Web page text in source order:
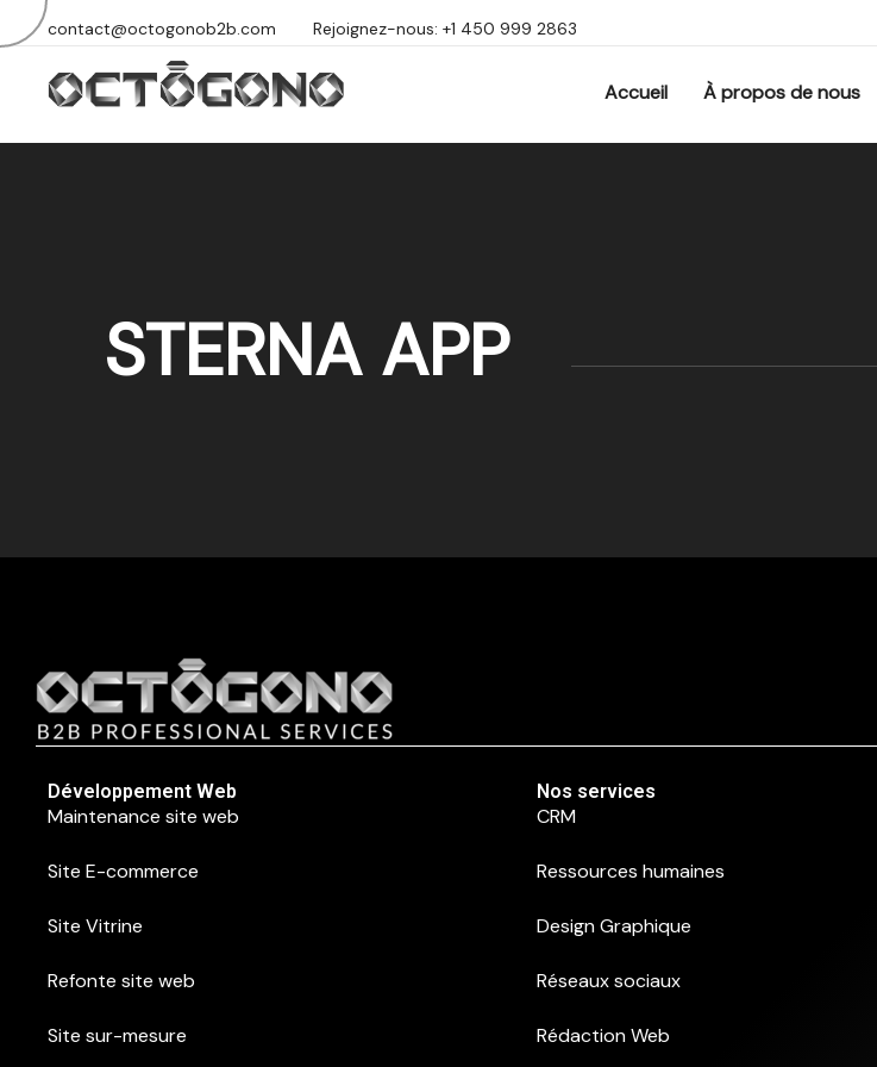
contact@octogonob2b.com Rejoignez-nous: +1 450 999 2863
Accueil À propos de nous
STERNA APP
Développement Web
Maintenance site web
Site E-commerce
Site Vitrine
Refonte site web
Site sur-mesure
Nos services
CRM
Ressources humaines
Design Graphique
Réseaux sociaux
Rédaction Web